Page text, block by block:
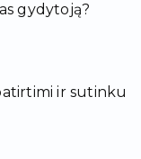
gydytoją?
ir sutinku